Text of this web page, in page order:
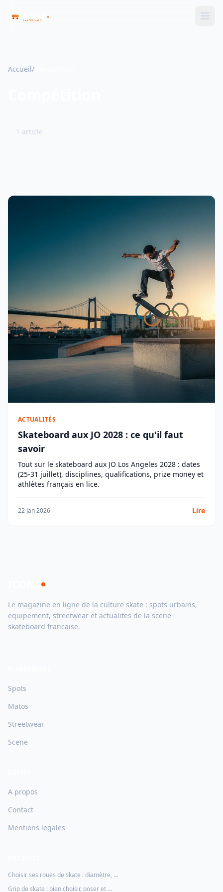
Accueil/
1 article
ACTUALITÉS
Skateboard aux JO 2028 : ce qu'il faut
savoir
Tout sur le skateboard aux JO Los Angeles 2028 : dates
(25-31 juillet), disciplines, qualifications, prize money et
athlètes français en lice.
22 Jan 2026 Lire
Le magazine en ligne de la culture skate : spots urbains,
equipement, streetwear et actualites de la scene
skateboard francaise.
Spots
Matos
Streetwear
Scene
A propos
Contact
Mentions legales
Choisir ses roues de skate : diamètre, …
Grip de skate : bien choisir, poser et …